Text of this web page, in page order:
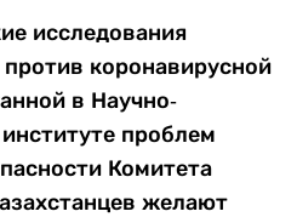
исследования
коронавирусной
в Научно-
проблем
Комитета
желают